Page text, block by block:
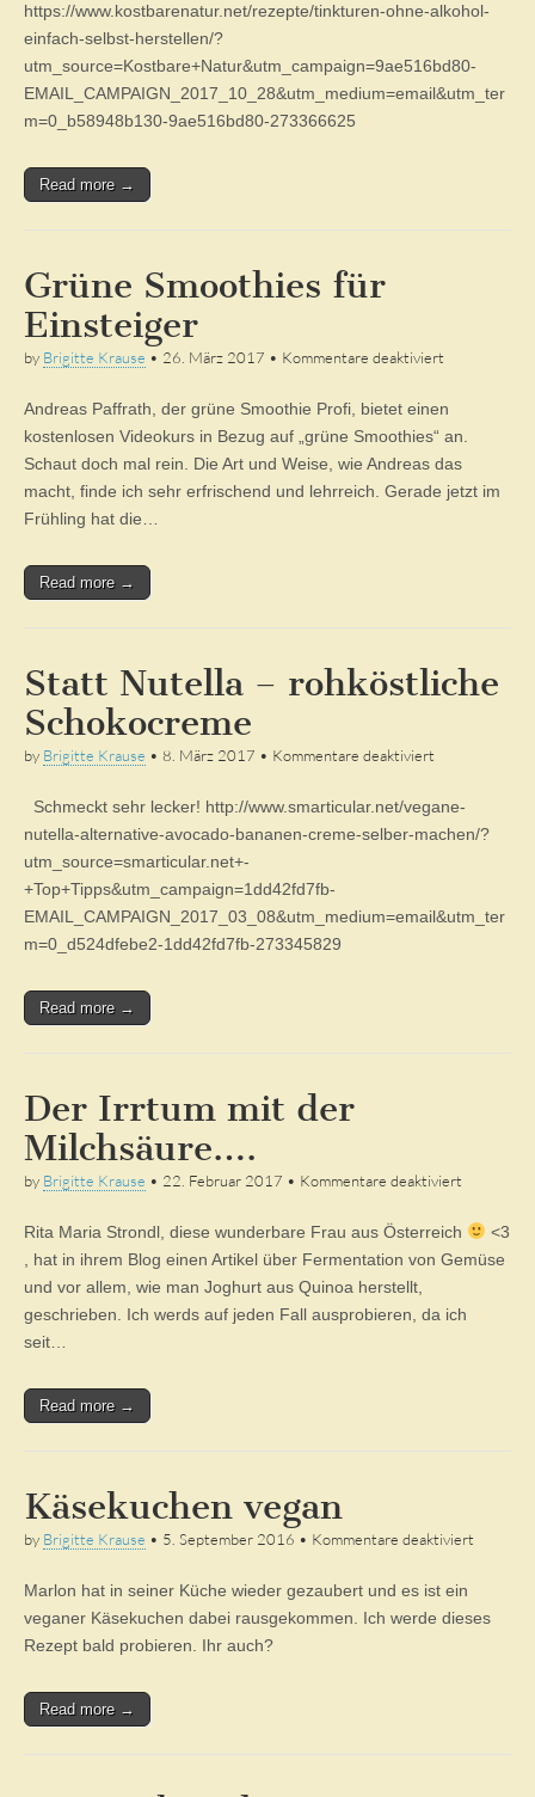
https://www.kostbarenatur.net/rezepte/tinkturen-ohne-alkohol-
einfach-selbst-herstellen/?
utm_source=Kostbare+Natur&utm_campaign=9ae516bd80-
EMAIL_CAMPAIGN_2017_10_28&utm_medium=email&utm_ter
m=0_b58948b130-9ae516bd80-273366625
Read more →
Grüne Smoothies für
Einsteiger
by Brigitte Krause • 26. März 2017 • Kommentare deaktiviert
für
Einsteiger
Andreas Paffrath, der grüne Smoothie Profi, bietet einen
kostenlosen Videokurs in Bezug auf „grüne Smoothies“ an.
Schaut doch mal rein. Die Art und Weise, wie Andreas das
macht, finde ich sehr erfrischend und lehrreich. Gerade jetzt im
Frühling hat die…
Read more →
Statt Nutella – rohköstliche
Schokocreme
by Brigitte Krause • 8. März 2017 • Kommentare deaktiviert
–
rohköstliche
Schmeckt sehr lecker! http://www.smarticular.net/vegane-
nutella-alternative-avocado-bananen-creme-selber-machen/?
utm_source=smarticular.net+-
+Top+Tipps&utm_campaign=1dd42fd7fb-
EMAIL_CAMPAIGN_2017_03_08&utm_medium=email&utm_ter
m=0_d524dfebe2-1dd42fd7fb-273345829
Read more →
Der Irrtum mit der
Milchsäure….
by Brigitte Krause • 22. Februar 2017 • Kommentare deaktiviert
mit
der
Rita Maria Strondl, diese wunderbare Frau aus Österreich
<3
, hat in ihrem Blog einen Artikel über Fermentation von Gemüse
und vor allem, wie man Joghurt aus Quinoa herstellt,
geschrieben. Ich werds auf jeden Fall ausprobieren, da ich
seit…
Read more →
Käsekuchen vegan
by Brigitte Krause • 5. September 2016 • Kommentare deaktiviert
Marlon hat in seiner Küche wieder gezaubert und es ist ein
veganer Käsekuchen dabei rausgekommen. Ich werde dieses
Rezept bald probieren. Ihr auch?
Read more →